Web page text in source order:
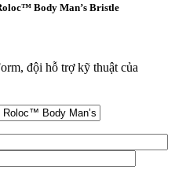
Body Man’s Bristle
đội hỗ trợ kỹ thuật của